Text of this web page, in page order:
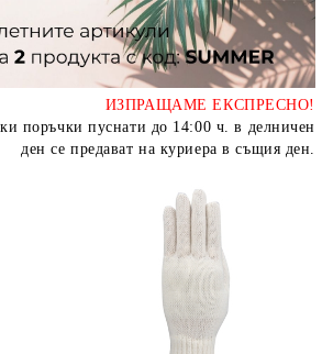
ИЗПРАЩАМЕ ЕКСПРЕСНО!
поръчки пуснати до 14:00 ч. в делничен
ден се предават на куриера в същия ден.